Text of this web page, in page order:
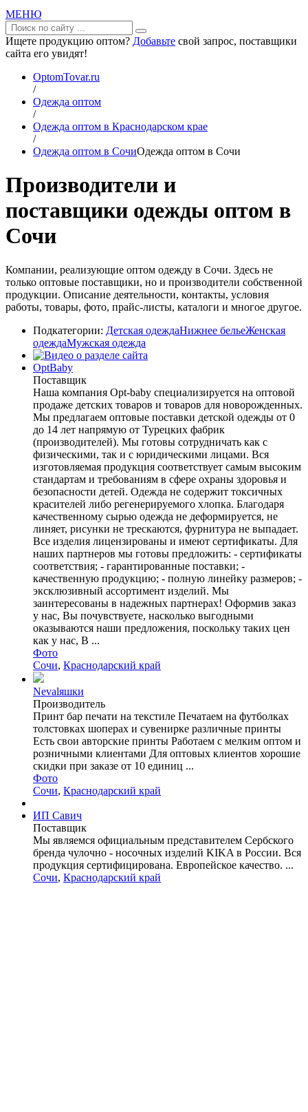
МЕНЮ
Ищете продукцию оптом? Добавьте свой запрос, поставщики
сайта его увидят!
OptomTovar.ru
/
Одежда оптом
/
Одежда оптом в Краснодарском крае
/
Одежда оптом в СочиОдежда оптом в Сочи
Производители и
поставщики одежды оптом в
Сочи
Компании, реализующие оптом одежду в Сочи. Здесь не
только оптовые поставщики, но и производители собственной
продукции. Описание деятельности, контакты, условия
работы, товары, фото, прайс-листы, каталоги и многое другое.
Подкатегории: Детская одеждаНижнее бельеЖенская
одеждаМужская одежда
OptBaby
Поставщик
Наша компания Opt-baby специализируется на оптовой
продаже детских товаров и товаров для новорожденных.
Мы предлагаем оптовые поставки детской одежды от 0
до 14 лет напрямую от Турецких фабрик
(производителей). Мы готовы сотрудничать как с
физическими, так и с юридическими лицами. Вся
изготовляемая продукция соответствует самым высоким
стандартам и требованиям в сфере охраны здоровья и
безопасности детей. Одежда не содержит токсичных
красителей либо регенерируемого хлопка. Благодаря
качественному сырью одежда не деформируется, не
линяет, рисунки не трескаются, фурнитура не выпадает.
Все изделия лицензированы и имеют сертификаты. Для
наших партнеров мы готовы предложить: - сертификаты
соответствия; - гарантированные поставки; -
качественную продукцию; - полную линейку размеров; -
эксклюзивный ассортимент изделий. Мы
заинтересованы в надежных партнерах! Оформив заказ
у нас, Вы почувствуете, насколько выгодными
оказываются наши предложения, поскольку таких цен
как у нас, В ...
Фото
Сочи, Краснодарский край
Nevalяшки
Производитель
Принт бар печати на текстиле Печатаем на футболках
толстовках шоперах и сувенирке различные принты
Есть свои авторские принты Работаем с мелким оптом и
розничными клиентами Для оптовых клиентов хорошие
скидки при заказе от 10 единиц ...
Фото
Сочи, Краснодарский край
ИП Савич
Поставщик
Мы являемся официальным представителем Сербского
бренда чулочно - носочных изделий KIKA в России. Вся
продукция сертифицирована. Европейское качество. ...
Сочи, Краснодарский край